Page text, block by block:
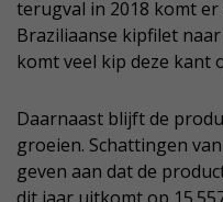
terugval in 2018 komt
Braziliaanse kipfilet
komt veel kip deze kant
Daarnaast blijft de
groeien. Schattingen
geven aan dat de